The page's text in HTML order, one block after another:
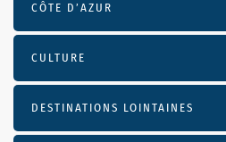
CÔTE D’AZUR
CULTURE
DESTINATIONS LOINTAINES